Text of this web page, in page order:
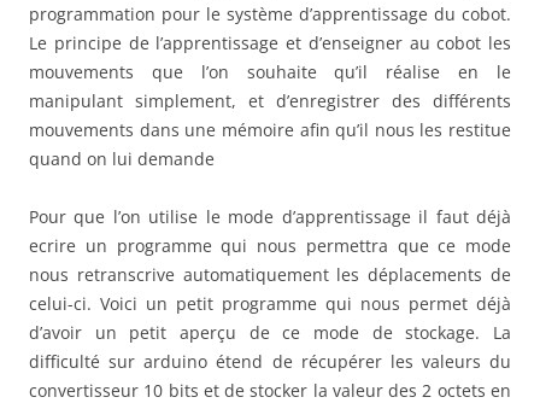
programmation pour le système d’apprentissage du cobot.
Le principe de l’apprentissage et d’enseigner au cobot les
mouvements que l’on souhaite qu’il réalise en le
manipulant simplement, et d’enregistrer des différents
mouvements dans une mémoire afin qu’il nous les restitue
quand on lui demande
Pour que l’on utilise le mode d’apprentissage il faut déjà
ecrire un programme qui nous permettra que ce mode
nous retranscrive automatiquement les déplacements de
celui-ci. Voici un petit programme qui nous permet déjà
d’avoir un petit aperçu de ce mode de stockage. La
difficulté sur arduino étend de récupérer les valeurs du
convertisseur 10 bits et de stocker la valeur des 2 octets en